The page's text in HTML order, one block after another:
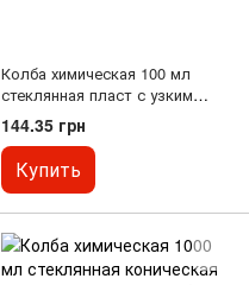
Колба химическая 100 мл
стеклянная пласт с узким
горлом П-3-100-22 ХС ТУ 3
Украина 14307481.014-95
144.35 грн
Купить